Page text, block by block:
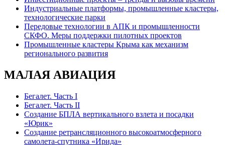
Индустриальные платформы, промышленные кластеры,
технологические парки
Передовые технологии в АПК и промышленности
СКФО. Меры поддержки пилотных проектов
Промышленные кластеры Крыма как механизм
регионального развития
МАЛАЯ АВИАЦИЯ
Бегалет. Часть I
Бегалет. Часть II
Создание БПЛА вертикального взлета и посадки
«Юрик»
Создание ретрансляционного высокоатмосферного
самолета-спутника «Ирида»